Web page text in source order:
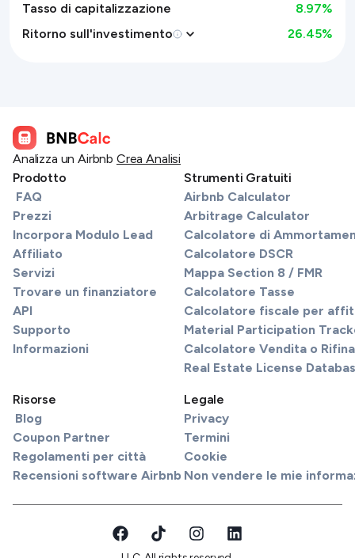
Tasso di capitalizzazione
8.97%
Ritorno sull'investimento
26.45%
Analizza un Airbnb Crea Analisi
Prodotto
FAQ
Prezzi
Incorpora Modulo Lead
Affiliato
Servizi
Trovare un finanziatore
API
Supporto
Informazioni
Strumenti Gratuiti
Airbnb Calculator
Arbitrage Calculator
Calcolatore di
Calcolatore DSCR
Mappa Section 8 / FMR
Calcolatore Tasse
Calcolatore fiscale per
Material Participation
Calcolatore Vendita o
Real Estate License
Risorse
Blog
Coupon Partner
Regolamenti per città
Recensioni software Airbnb
Legale
Privacy
Termini
Cookie
Non vendere le mie